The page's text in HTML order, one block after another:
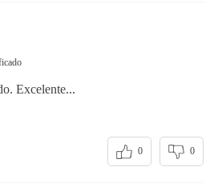
Excelente...
0 0